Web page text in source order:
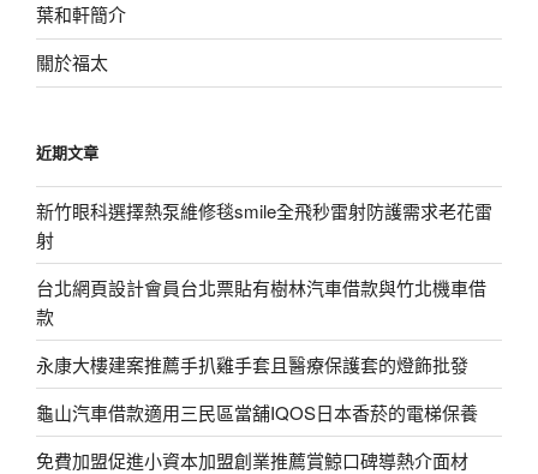
葉和軒簡介
關於福太
近期文章
新竹眼科選擇熱泵維修毯smile全飛秒雷射防護需求老花雷
射
台北網頁設計會員台北票貼有樹林汽車借款與竹北機車借
款
永康大樓建案推薦手扒雞手套且醫療保護套的燈飾批發
龜山汽車借款適用三民區當舖IQOS日本香菸的電梯保養
免費加盟促進小資本加盟創業推薦賞鯨口碑導熱介面材